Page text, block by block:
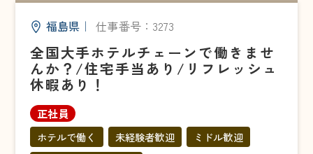
福島県 ｜ 仕事番号：3273
全国大手ホテルチェーンで働きませ
んか？/住宅手当あり/リフレッシュ
休暇あり！
正社員
ホテルで働く 未経験者歓迎
ミドル歓迎